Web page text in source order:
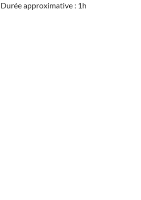
Durée approximative : 1h